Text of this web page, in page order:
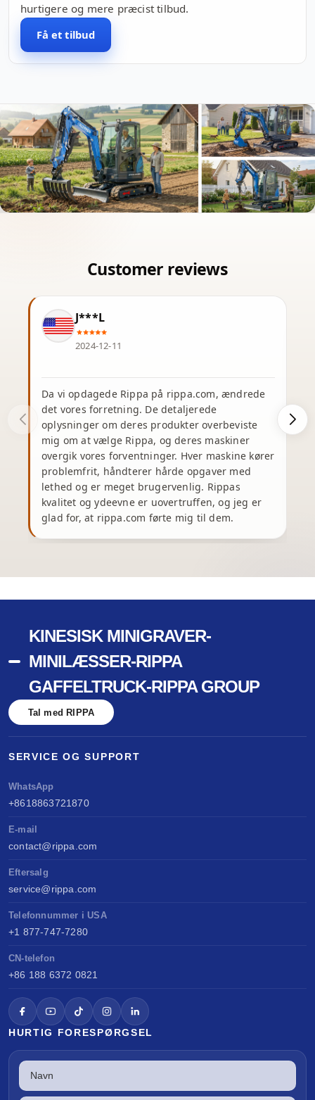
hurtigere og mere præcist tilbud.
Få et tilbud
J***L
2024-12-11
Da vi opdagede Rippa på rippa.com, ændrede
det vores forretning. De detaljerede
oplysninger om deres produkter overbeviste
mig om at vælge Rippa, og deres maskiner
overgik vores forventninger. Hver maskine kører
problemfrit, håndterer hårde opgaver med
lethed og er meget brugervenlig. Rippas
kvalitet og ydeevne er uovertruffen, og jeg er
glad for, at rippa.com førte mig til dem.
KINESISK MINIGRAVER-
MINILÆSSER-RIPPA
GAFFELTRUCK-RIPPA GROUP
Tal med RIPPA
SERVICE OG SUPPORT
WhatsApp
+8618863721870
E-mail
contact@rippa.com
Eftersalg
service@rippa.com
Telefonnummer i USA
+1 877-747-7280
CN-telefon
+86 188 6372 0821
HURTIG FORESPØRGSEL